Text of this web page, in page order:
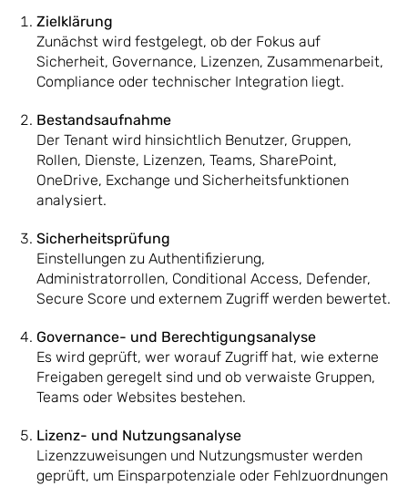
Zielklärung
Zunächst wird festgelegt, ob der Fokus auf
Sicherheit, Governance, Lizenzen, Zusammenarbeit,
Compliance oder technischer Integration liegt.
Bestandsaufnahme
Der Tenant wird hinsichtlich Benutzer, Gruppen,
Rollen, Dienste, Lizenzen, Teams, SharePoint,
OneDrive, Exchange und Sicherheitsfunktionen
analysiert.
Sicherheitsprüfung
Einstellungen zu Authentifizierung,
Administratorrollen, Conditional Access, Defender,
Secure Score und externem Zugriff werden bewertet.
Governance- und Berechtigungsanalyse
Es wird geprüft, wer worauf Zugriff hat, wie externe
Freigaben geregelt sind und ob verwaiste Gruppen,
Teams oder Websites bestehen.
Lizenz- und Nutzungsanalyse
Lizenzzuweisungen und Nutzungsmuster werden
geprüft, um Einsparpotenziale oder Fehlzuordnungen